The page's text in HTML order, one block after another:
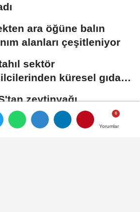
Yorumlar
Yorumlar
ara öğüne balın
alanları çeşitleniyor
sektör
küresel gıda
zeytinyağı
yeni nesil